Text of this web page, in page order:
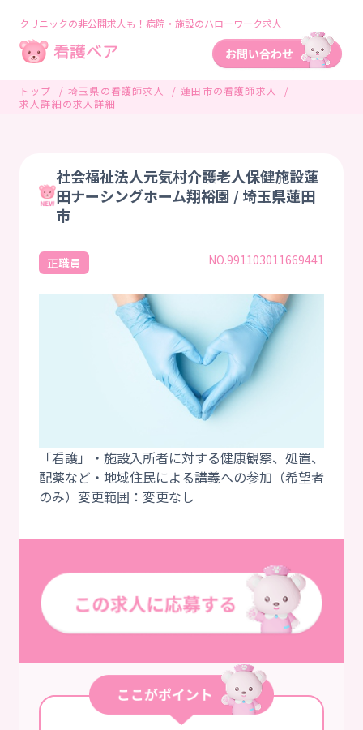
クリニックの非公開求人も！病院・施設のハローワーク求人
トップ 埼玉県の看護師求人
蓮田市の看護師求人
求人詳細の求人詳細
社会福祉法人元気村介護老人保健施設蓮
田ナーシングホーム翔裕園 / 埼玉県蓮田
市
正職員 NO.991103011669441
「看護」・施設入所者に対する健康観察、処置、
配薬など・地域住民による講義への参加（希望者